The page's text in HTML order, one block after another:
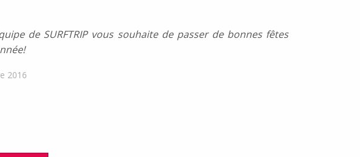
de SURFTRIP vous souhaite de passer de bonnes fêtes
2016